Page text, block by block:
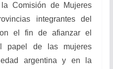
la Comisión de Mujeres
integrantes del
el fin de afianzar el
papel de las mujeres
argentina y en la